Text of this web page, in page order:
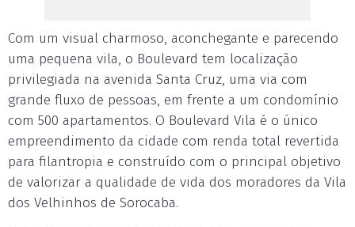
Com um visual charmoso, aconchegante e parecendo
uma pequena vila, o Boulevard tem localização
privilegiada na avenida Santa Cruz, uma via com
grande fluxo de pessoas, em frente a um condomínio
com 500 apartamentos. O Boulevard Vila é o único
empreendimento da cidade com renda total revertida
para filantropia e construído com o principal objetivo
de valorizar a qualidade de vida dos moradores da Vila
dos Velhinhos de Sorocaba.